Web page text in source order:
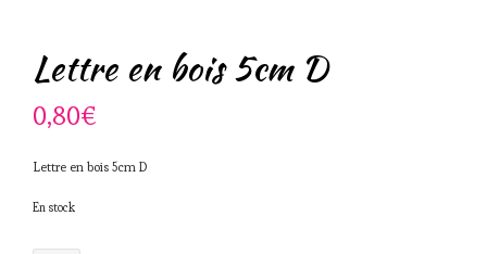
Lettre en bois 5cm D
0,80€
Lettre en bois 5cm D
En stock